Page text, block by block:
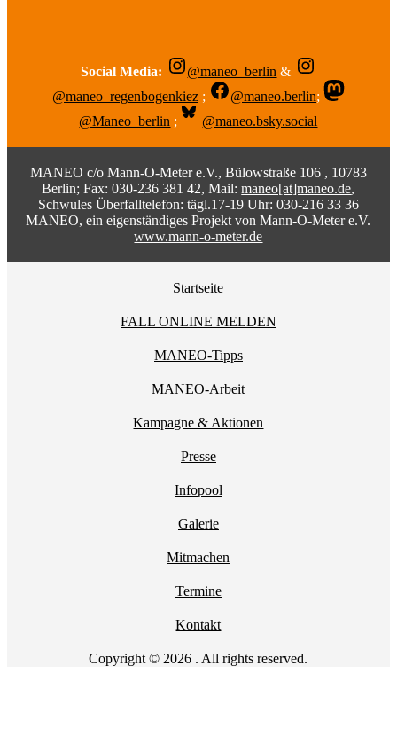
Social Media: @maneo_berlin &
@maneo_regenbogenkiez ; @maneo.berlin;
@Maneo_berlin ; @maneo.bsky.social
MANEO c/o Mann-O-Meter e.V., Bülowstraße 106 , 10783
Berlin; Fax: 030-236 381 42, Mail:maneo[at]maneo.de,
Schwules Überfalltelefon: tägl.17-19 Uhr: 030-216 33 36
MANEO, ein eigenständiges Projekt von Mann-O-Meter e.V.
www.mann-o-meter.de
Startseite
FALL ONLINE MELDEN
MANEO-Tipps
MANEO-Arbeit
Kampagne & Aktionen
Presse
Infopool
Galerie
Mitmachen
Termine
Kontakt
Copyright © 2026 . All rights reserved.